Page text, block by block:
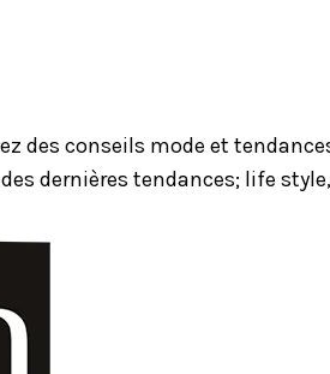
des conseils mode et
dernières tendances; life